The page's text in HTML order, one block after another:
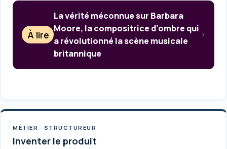
À lire
La vérité méconnue sur Barbara
Moore, la compositrice d’ombre qui
a révolutionné la scène musicale
britannique
MÉTIER · STRUCTUREUR
Inventer le produit